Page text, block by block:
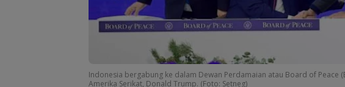
Indonesia bergabung ke dalam Dewan Perdamaian atau Board of Peace
Amerika Serikat, Donald Trump. (Foto: Setneg)